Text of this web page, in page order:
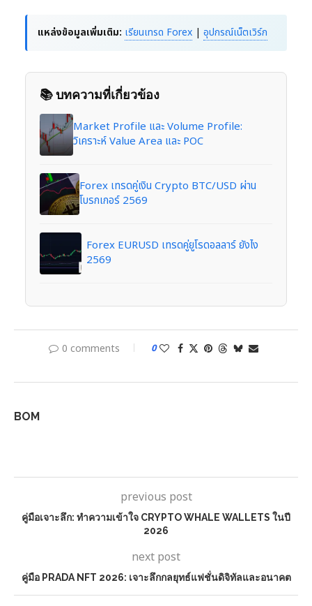
แหล่งข้อมูลเพิ่มเติม: เรียนเทรด Forex | อุปกรณ์เน็ตเวิร์ก
📚 บทความที่เกี่ยวข้อง
Market Profile และ Volume Profile:
วิเคราะห์ Value Area และ POC
Forex เทรดคู่เงิน Crypto BTC/USD ผ่าน
โบรกเกอร์ 2569
Forex EURUSD เทรดคู่ยูโรดอลลาร์ ยังไง
2569
0 comments 0
BOM
previous post
คู่มือเจาะลึก: ทำความเข้าใจ CRYPTO WHALE WALLETS ในปี
2026
next post
คู่มือ PRADA NFT 2026: เจาะลึกกลยุทธ์แฟชั่นดิจิทัลและอนาคต